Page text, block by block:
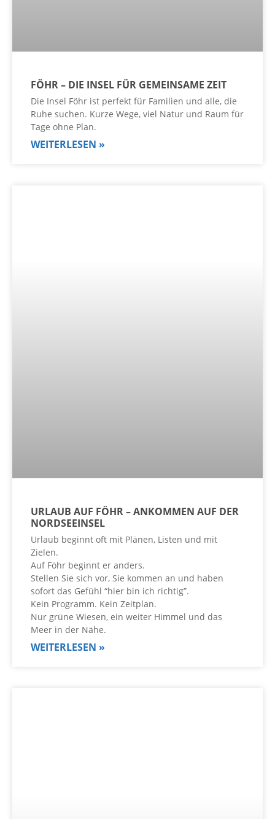
FÖHR – DIE INSEL FÜR GEMEINSAME ZEIT
Die Insel Föhr ist perfekt für Familien und alle, die
Ruhe suchen. Kurze Wege, viel Natur und Raum für
Tage ohne Plan.
WEITERLESEN »
URLAUB AUF FÖHR – ANKOMMEN AUF DER
NORDSEEINSEL
Urlaub beginnt oft mit Plänen, Listen und mit
Zielen.
Auf Föhr beginnt er anders.
Stellen Sie sich vor, Sie kommen an und haben
sofort das Gefühl “hier bin ich richtig”.
Kein Programm. Kein Zeitplan.
Nur grüne Wiesen, ein weiter Himmel und das
Meer in der Nähe.
WEITERLESEN »